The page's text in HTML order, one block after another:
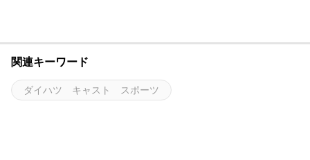
関連キーワード
ダイハツ キャスト スポーツ